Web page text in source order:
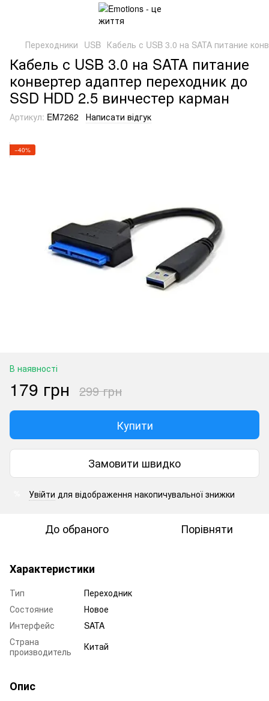
Переходники USB Кабель с USB 3.0 на SATA питание
Кабель с USB 3.0 на SATA питание
конвертер адаптер переходник до
SSD HDD 2.5 винчестер карман
Артикул: EM7262 Написати відгук
−40%
В наявності
179 грн 299 грн
Купити
Замовити швидко
Увійти для відображення накопичувальної знижки
До обраного Порівняти
Характеристики
Тип
Переходник
Состояние
Новое
Интерфейс
SATA
Страна
производитель
Китай
Опис